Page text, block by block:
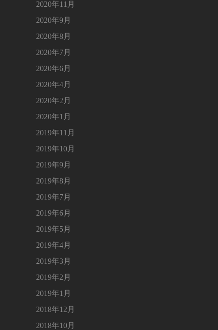
2020年11月
2020年9月
2020年8月
2020年7月
2020年6月
2020年4月
2020年2月
2020年1月
2019年11月
2019年10月
2019年9月
2019年8月
2019年7月
2019年6月
2019年5月
2019年4月
2019年3月
2019年2月
2019年1月
2018年12月
2018年10月